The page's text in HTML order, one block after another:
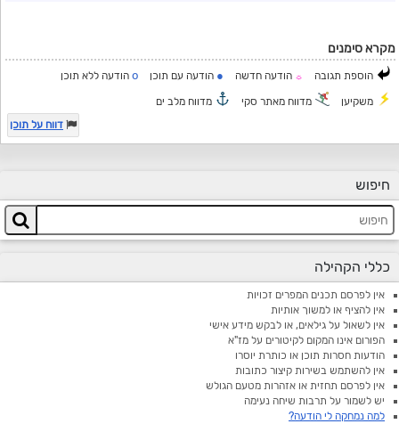
מקרא סימנים
הוספת תגובה ☼ הודעה חדשה ● הודעה עם תוכן o הודעה ללא תוכן
משקיען מדווח מאתר סקי
מדווח מלב ים
דווח על תוכן
חיפוש
כללי הקהילה
אין לפרסם תכנים המפרים זכויות
אין להציף או למשוך אותיות
אין לשאול על גילאים, או לבקש מידע אישי
הפורום אינו המקום לקיטורים על מז"א
הודעות חסרות תוכן או כותרת יוסרו
אין להשתמש בשירות קיצור כתובות
אין לפרסם תחזית או אזהרות מטעם הגולש
יש לשמור על תרבות שיחה נעימה
למה נמחקה לי הודעה?